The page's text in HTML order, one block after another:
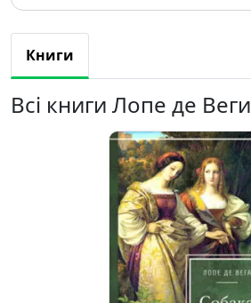
Книги
Всі книги Лопе де Веги